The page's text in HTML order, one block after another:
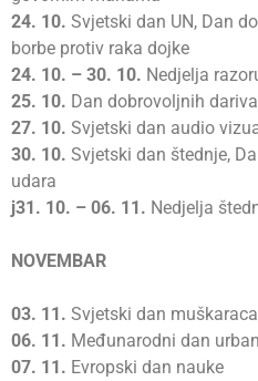
24. 10. Svjetski dan UN, Dan
borbe protiv raka dojke
24. 10. – 30. 10. Nedjelja
25. 10. Dan dobrovoljnih
27. 10. Svjetski dan audio
30. 10. Svjetski dan štednje,
udara
j31. 10. – 06. 11. Nedjelja
NOVEMBAR
03. 11. Svjetski dan muškaraca
06. 11. Međunarodni dan
07. 11. Evropski dan nauke